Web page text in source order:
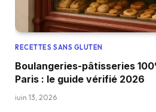
RECETTES SANS GLUTEN
Boulangeries-pâtisseries
Paris : le guide vérifié 2026
juin 13, 2026